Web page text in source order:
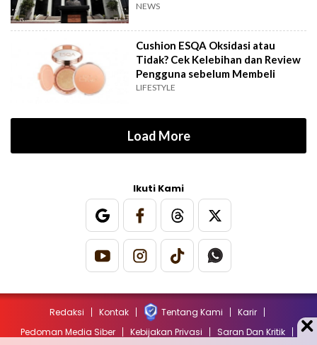
NEWS
Cushion ESQA Oksidasi atau
Tidak? Cek Kelebihan dan Review
Pengguna sebelum Membeli
LIFESTYLE
Load More
Ikuti Kami
Redaksi Kontak Tentang Kami
Karir
Pedoman Media Siber
Kebijakan Privasi Saran Dan Kritik